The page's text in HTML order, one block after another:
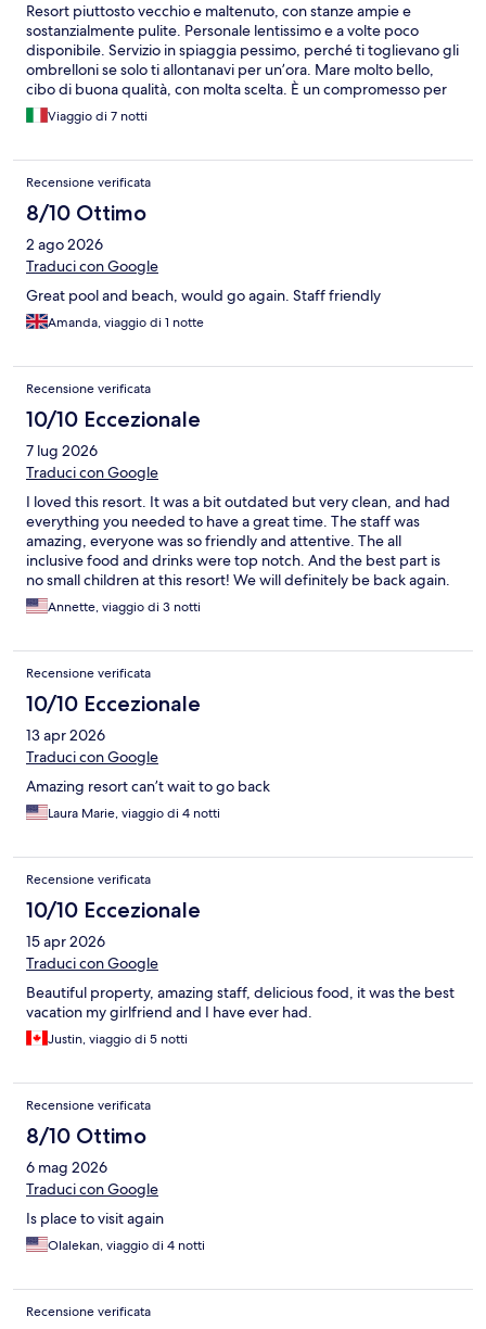
Resort piuttosto vecchio e maltenuto, con stanze ampie e
sostanzialmente pulite. Personale lentissimo e a volte poco
disponibile. Servizio in spiaggia pessimo, perché ti toglievano gli
ombrelloni se solo ti allontanavi per un’ora. Mare molto bello,
cibo di buona qualità, con molta scelta. È un compromesso per
chi non vuole spendere tanto, ma essere davanti ad una bella
spiaggia
Viaggio di 7 notti
Recensione verificata
8/10 Ottimo
2 ago 2026
Traduci con Google
Great pool and beach, would go again. Staff friendly
Amanda, viaggio di 1 notte
Recensione verificata
10/10 Eccezionale
7 lug 2026
Traduci con Google
I loved this resort. It was a bit outdated but very clean, and had
everything you needed to have a great time. The staff was
amazing, everyone was so friendly and attentive. The all
inclusive food and drinks were top notch. And the best part is
no small children at this resort! We will definitely be back again.
Annette, viaggio di 3 notti
Recensione verificata
10/10 Eccezionale
13 apr 2026
Traduci con Google
Amazing resort can’t wait to go back
Laura Marie, viaggio di 4 notti
Recensione verificata
10/10 Eccezionale
15 apr 2026
Traduci con Google
Beautiful property, amazing staff, delicious food, it was the best
vacation my girlfriend and I have ever had.
Justin, viaggio di 5 notti
Recensione verificata
8/10 Ottimo
6 mag 2026
Traduci con Google
Is place to visit again
Olalekan, viaggio di 4 notti
Recensione verificata